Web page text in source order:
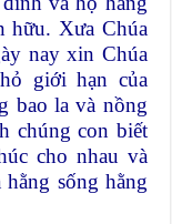
hữu. Xưa Chúa
nay xin Chúa
giới hạn của
bao la và nồng
chúng con biết
cho nhau và
sống hằng